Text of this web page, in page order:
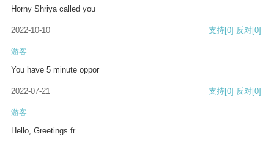
Horny Shriya called you
2022-10-10 支持[0] 反对[0]
游客
You have 5 minute oppor
2022-07-21 支持[0] 反对[0]
游客
Hello, Greetings fr